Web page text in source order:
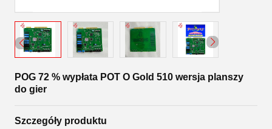
POG 72 % wypłata POT O Gold 510 wersja planszy
do gier
Szczegóły produktu